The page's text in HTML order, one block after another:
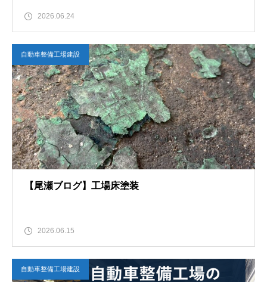
2026.06.24
自動車整備工場建設
【尾瀬ブログ】工場床塗装
2026.06.15
自動車整備工場建設